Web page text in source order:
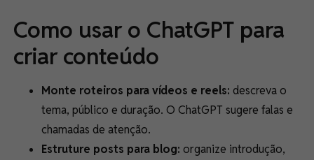
Como usar o ChatGPT para
criar conteúdo
Monte roteiros para vídeos e reels: descreva o
tema, público e duração. O ChatGPT sugere falas e
chamadas de atenção.
Estruture posts para blog: organize introdução,